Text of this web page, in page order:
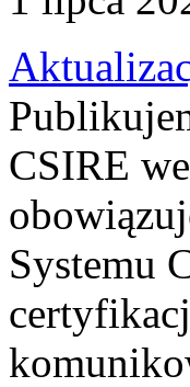
CSIRE
Systemu